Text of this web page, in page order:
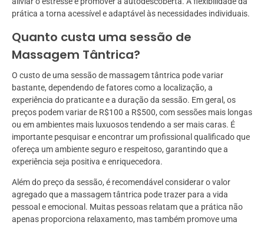
prática a torna acessível e adaptável às necessidades individuais.
Quanto custa uma sessão de
Massagem Tântrica?
O custo de uma sessão de massagem tântrica pode variar
bastante, dependendo de fatores como a localização, a
experiência do praticante e a duração da sessão. Em geral, os
preços podem variar de R$100 a R$500, com sessões mais longas
ou em ambientes mais luxuosos tendendo a ser mais caras. É
importante pesquisar e encontrar um profissional qualificado que
ofereça um ambiente seguro e respeitoso, garantindo que a
experiência seja positiva e enriquecedora.
Além do preço da sessão, é recomendável considerar o valor
agregado que a massagem tântrica pode trazer para a vida
pessoal e emocional. Muitas pessoas relatam que a prática não
apenas proporciona relaxamento, mas também promove uma